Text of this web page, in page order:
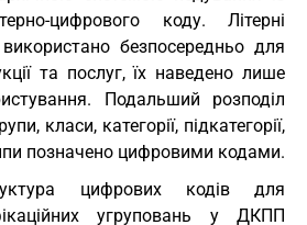
цифрового коду. Літерні
безпосередньо для
та послуг, їх наведено лише
Подальший розподіл
класи, категорії, підкатегорії,
позначено цифровими кодами.
цифрових кодів для
угруповань у ДКПП